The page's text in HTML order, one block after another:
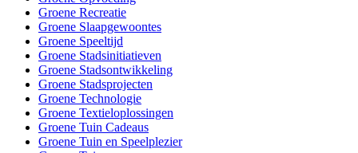
Groene Recreatie
Groene Slaapgewoontes
Groene Speeltijd
Groene Stadsinitiatieven
Groene Stadsontwikkeling
Groene Stadsprojecten
Groene Technologie
Groene Textieloplossingen
Groene Tuin Cadeaus
Groene Tuin en Speelplezier